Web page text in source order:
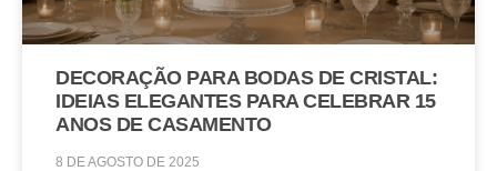
DECORAÇÃO PARA BODAS DE CRISTAL:
IDEIAS ELEGANTES PARA CELEBRAR 15
ANOS DE CASAMENTO
8 DE AGOSTO DE 2025